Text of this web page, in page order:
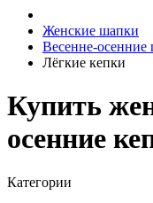
Женские шапки
Весенне-осенние
Лёгкие кепки
Купить
осенние
Категории